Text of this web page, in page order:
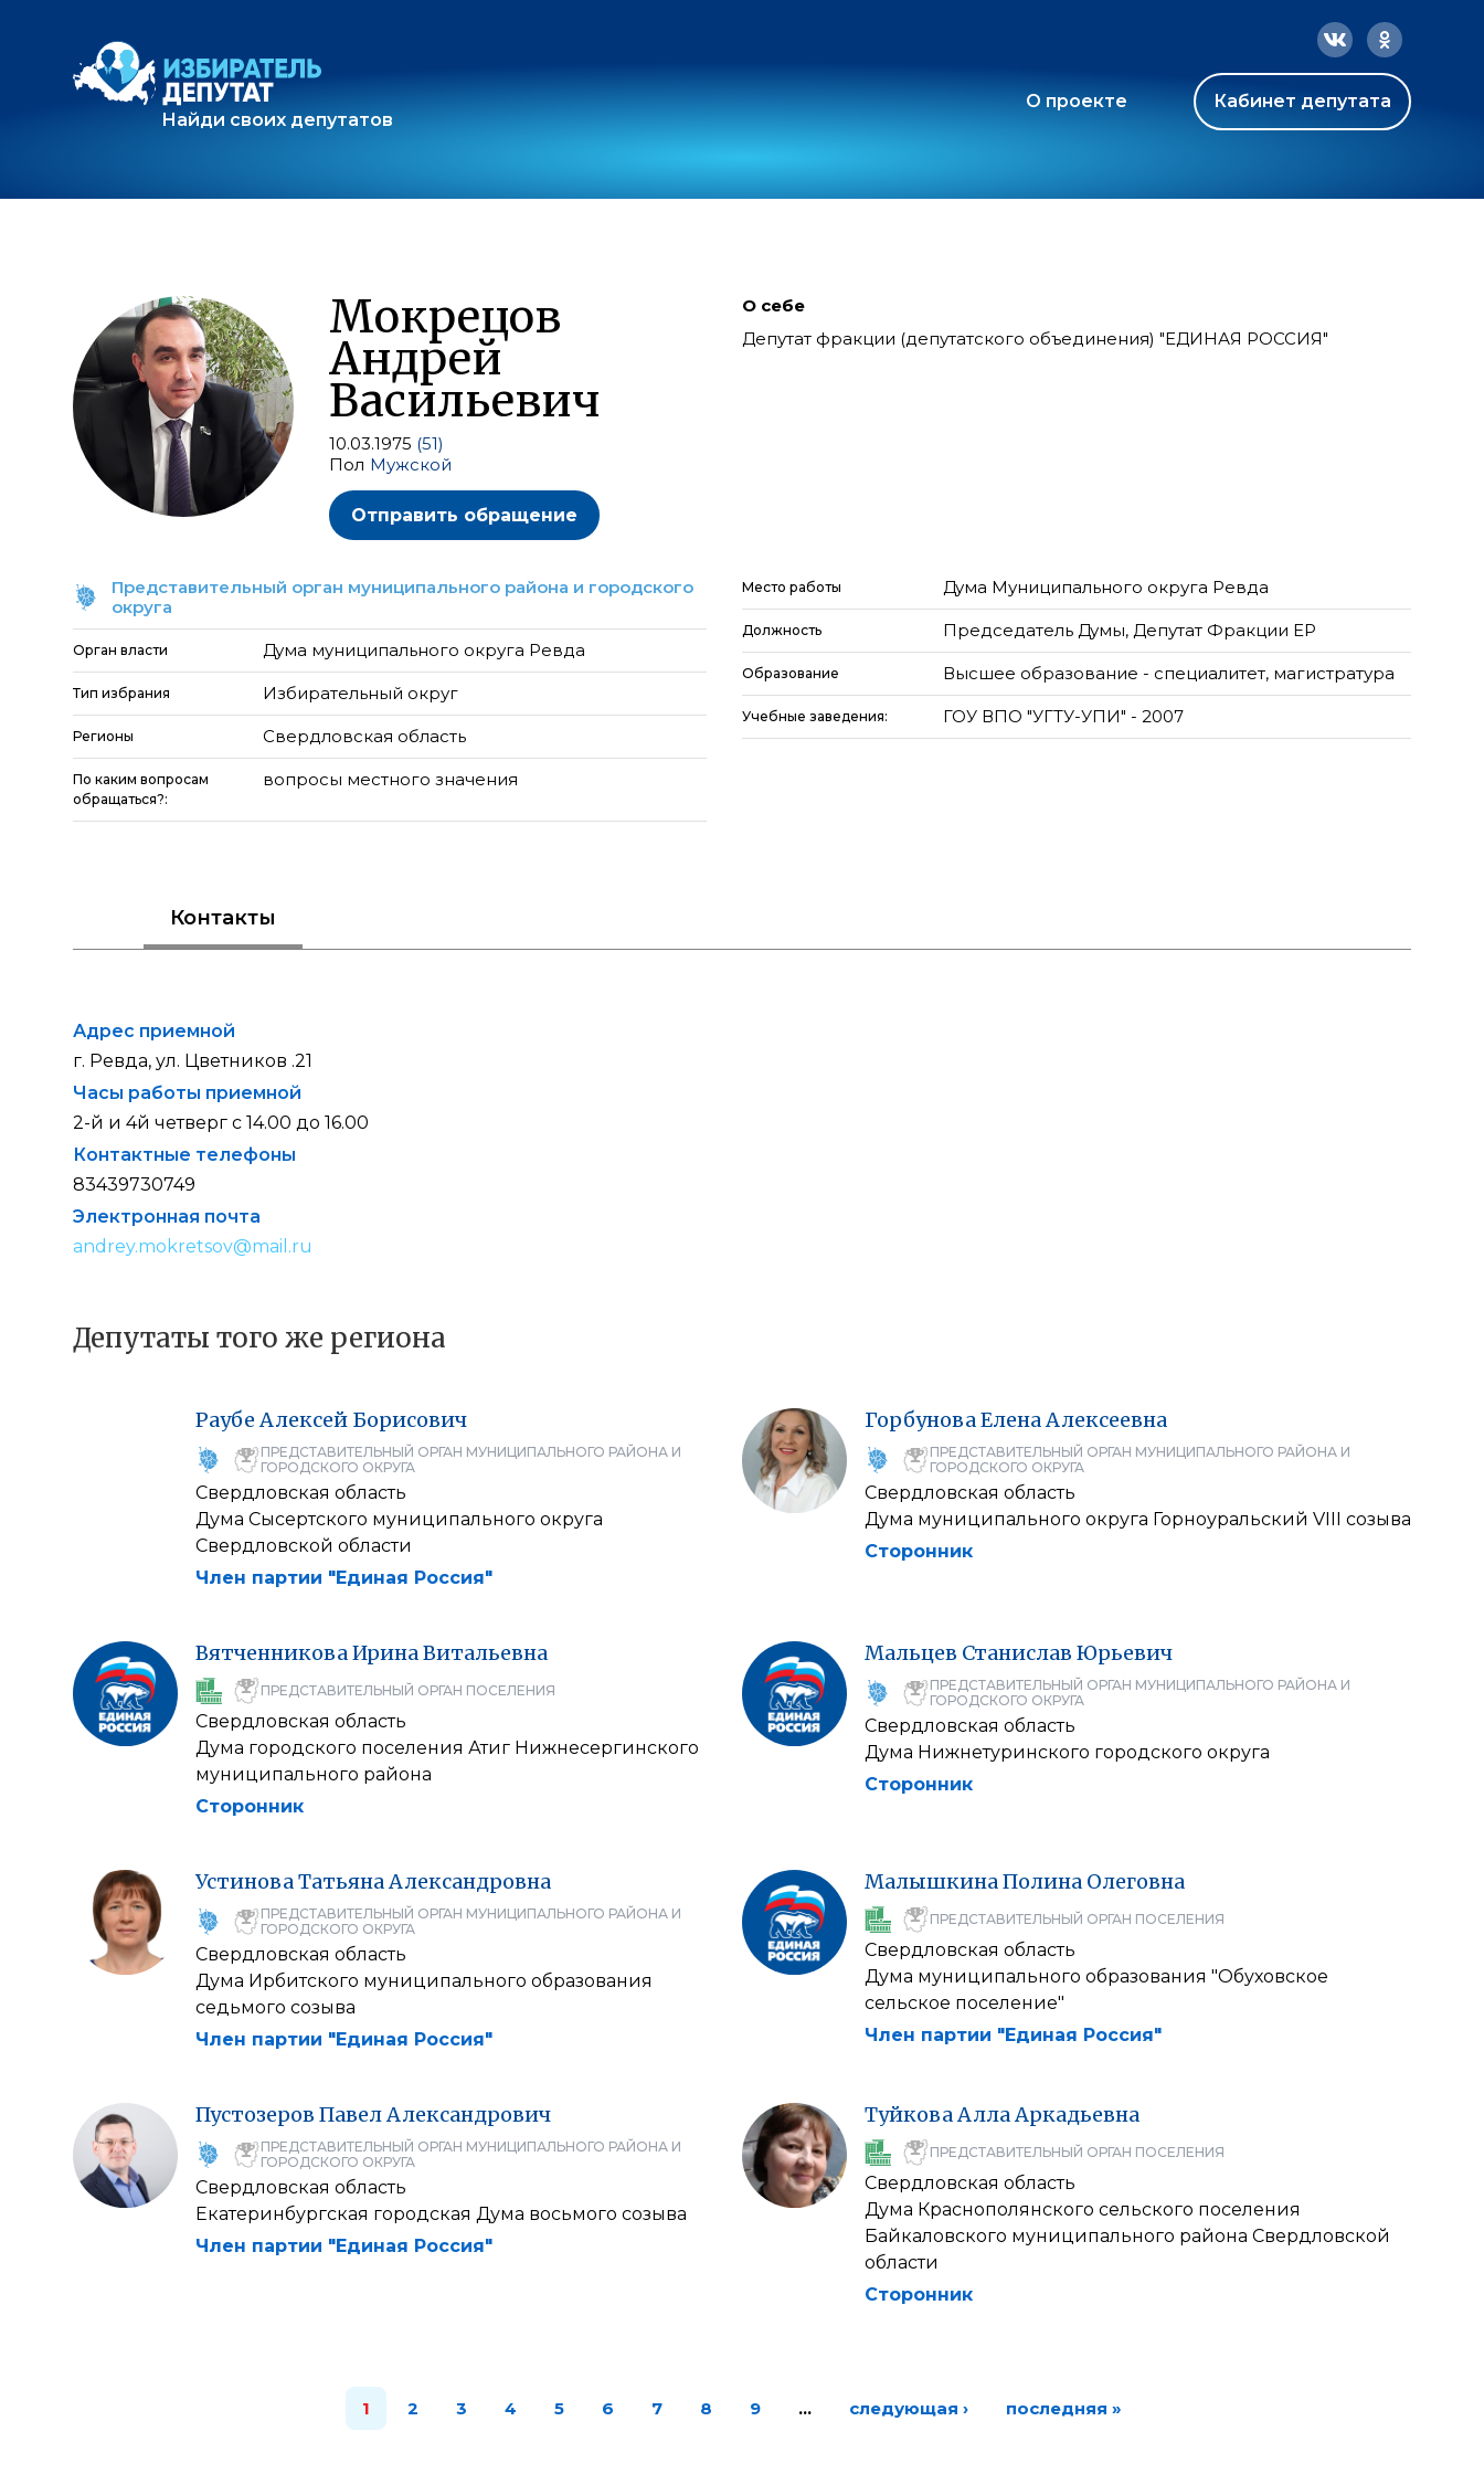
Найди своих депутатов
О проекте Кабинет депутата
Мокрецов
Андрей
Васильевич
10.03.1975 (51)
Пол Мужской
Отправить обращение
О себе
Депутат фракции (депутатского объединения) "ЕДИНАЯ РОССИЯ"
Представительный орган муниципального района и городского
округа
Орган власти Дума муниципального округа Ревда
Тип избрания Избирательный округ
Регионы Свердловская область
По каким вопросам
обращаться?:
вопросы местного значения
Место работы Дума Муниципального округа Ревда
Должность Председатель Думы, Депутат Фракции ЕР
Образование Высшее образование - специалитет, магистратура
Учебные заведения: ГОУ ВПО "УГТУ-УПИ" - 2007
Контакты
Адрес приемной
г. Ревда, ул. Цветников .21
Часы работы приемной
2-й и 4й четверг с 14.00 до 16.00
Контактные телефоны
83439730749
Электронная почта
andrey.mokretsov@mail.ru
Депутаты того же региона
Раубе Алексей Борисович
ПРЕДСТАВИТЕЛЬНЫЙ ОРГАН МУНИЦИПАЛЬНОГО РАЙОНА И
ГОРОДСКОГО ОКРУГА
Свердловская область
Дума Сысертского муниципального округа
Свердловской области
Член партии "Единая Россия"
ГорбуноваЕленаАлексеевна
ПРЕДСТАВИТЕЛЬНЫЙ ОРГАН МУНИЦИПАЛЬНОГО РАЙОНА И
ГОРОДСКОГО ОКРУГА
Свердловская область
Дума муниципального округа Горноуральский VIII созыва
Сторонник
ВятченниковаИринаВитальевна
ПРЕДСТАВИТЕЛЬНЫЙ ОРГАН ПОСЕЛЕНИЯ
Свердловская область
Дума городского поселения Атиг Нижнесергинского
муниципального района
Сторонник
Мальцев Станислав Юрьевич
ПРЕДСТАВИТЕЛЬНЫЙ ОРГАН МУНИЦИПАЛЬНОГО РАЙОНА И
ГОРОДСКОГО ОКРУГА
Свердловская область
Дума Нижнетуринского городского округа
Сторонник
УстиноваТатьянаАлександровна
ПРЕДСТАВИТЕЛЬНЫЙ ОРГАН МУНИЦИПАЛЬНОГО РАЙОНА И
ГОРОДСКОГО ОКРУГА
Свердловская область
Дума Ирбитского муниципального образования
седьмого созыва
Член партии "Единая Россия"
МалышкинаПолина Олеговна
ПРЕДСТАВИТЕЛЬНЫЙ ОРГАН ПОСЕЛЕНИЯ
Свердловская область
Дума муниципального образования "Обуховское
сельское поселение"
Член партии "Единая Россия"
Пустозеров ПавелАлександрович
ПРЕДСТАВИТЕЛЬНЫЙ ОРГАН МУНИЦИПАЛЬНОГО РАЙОНА И
ГОРОДСКОГО ОКРУГА
Свердловская область
Екатеринбургская городская Дума восьмого созыва
Член партии "Единая Россия"
ТуйковаАллаАркадьевна
ПРЕДСТАВИТЕЛЬНЫЙ ОРГАН ПОСЕЛЕНИЯ
Свердловская область
Дума Краснополянского сельского поселения
Байкаловского муниципального района Свердловской
области
Сторонник
1 2 3 4 5 6 7 8 9 … следующая › последняя »